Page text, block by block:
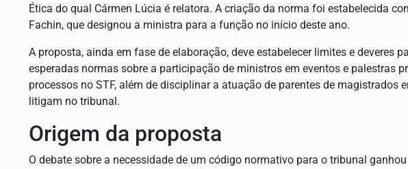
Ética do qual Cármen Lúcia é relatora. A criação da norma foi estabelecida
Fachin, que designou a ministra para a função no início deste ano.
A proposta, ainda em fase de elaboração, deve estabelecer limites e deveres
esperadas normas sobre a participação de ministros em eventos e palestras
processos no STF, além de disciplinar a atuação de parentes de magistrados
litigam no tribunal.
Origem da proposta
O debate sobre a necessidade de um código normativo para o tribunal